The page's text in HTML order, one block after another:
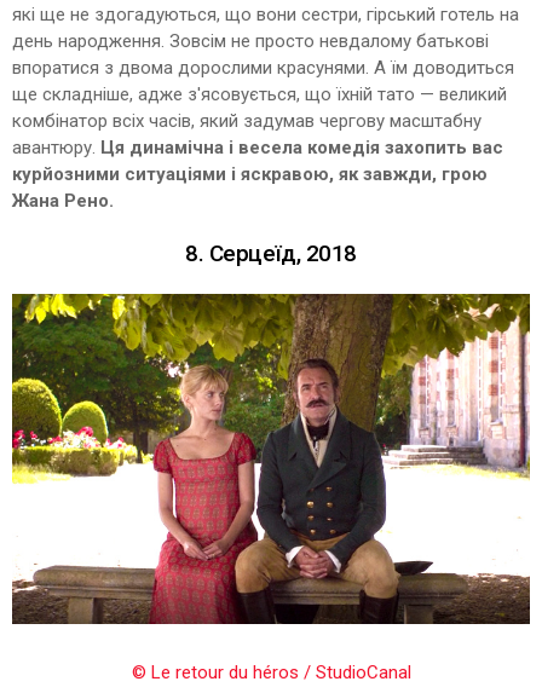
які ще не здогадуються, що вони сестри, гірський готель на
день народження. Зовсім не просто невдалому батькові
впоратися з двома дорослими красунями. А їм доводиться
ще складніше, адже з'ясовується, що їхній тато — великий
комбінатор всіх часів, який задумав чергову масштабну
авантюру. Ця динамічна і весела комедія захопить вас
курйозними ситуаціями і яскравою, як завжди, грою
Жана Рено.
8. Серцеїд, 2018
© Le retour du héros / StudioCanal